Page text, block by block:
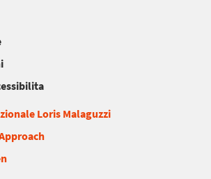
Loris Malaguzzi